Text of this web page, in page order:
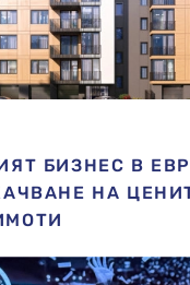
БИЗНЕС В
НА